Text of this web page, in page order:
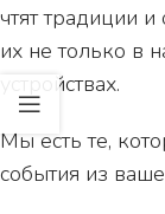
чтят традиции
их не только в
устройствах.
Мы есть те,
события из